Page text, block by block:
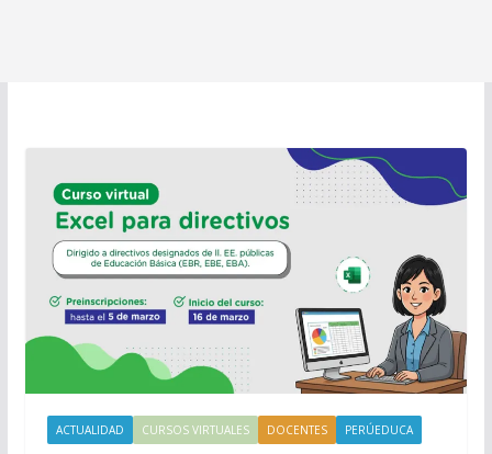
ACTUALIDAD CURSOS VIRTUALES DOCENTES PERÚEDUCA